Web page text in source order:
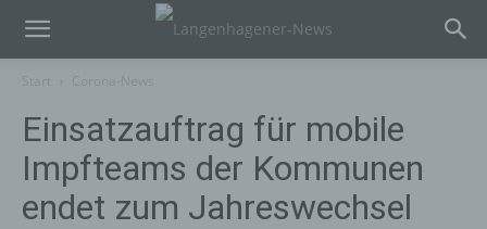
Einsatzauftrag für mobile
Impfteams der Kommunen
endet zum Jahreswechsel